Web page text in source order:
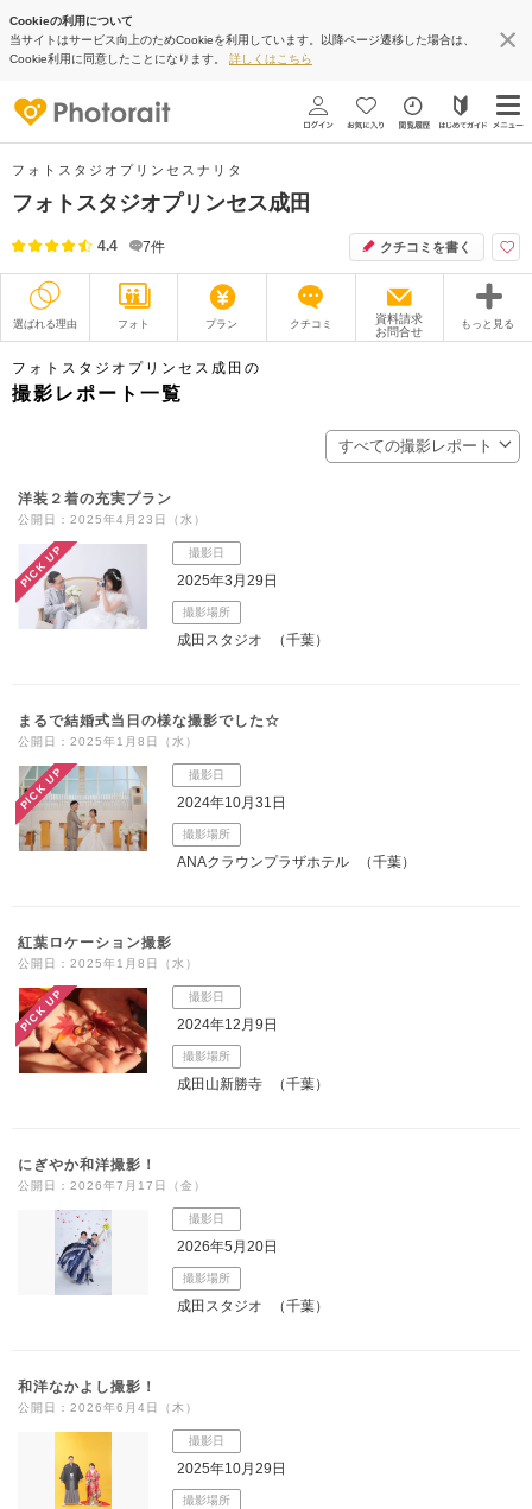
Cookieの利用について
当サイトはサービス向上のためCookieを利用しています。以降ページ遷移した場合は、
Cookie利用に同意したことになります。 詳しくはこちら
フォトスタジオプリンセスナリタ
フォトスタジオプリンセス成田
4.4 7件 クチコミを書く
選ばれる理由 フォト プラン クチコミ
資料請求
お問合せ
もっと見る
撮影レポート
ブログ
アクセス/TEL
こだわりポイント
衣装追加無料
マタニティフォト 家族・友人と撮影
豊富なドレス
ソロウエディング
子供用の衣装
エンゲージフォト
フォトスタジオプリンセス成田の
撮影レポート一覧
すべての撮影レポート
洋装２着の充実プラン
公開日：2025年4月23日（水）
PICK UP 撮影日
2025年3月29日
撮影場所
成田スタジオ （千葉）
まるで結婚式当日の様な撮影でした☆
公開日：2025年1月8日（水）
PICK UP 撮影日
2024年10月31日
撮影場所
ANAクラウンプラザホテル （千葉）
紅葉ロケーション撮影
公開日：2025年1月8日（水）
PICK UP 撮影日
2024年12月9日
撮影場所
成田山新勝寺 （千葉）
にぎやか和洋撮影！
公開日：2026年7月17日（金）
撮影日
2026年5月20日
撮影場所
成田スタジオ （千葉）
和洋なかよし撮影！
公開日：2026年6月4日（木）
撮影日
2025年10月29日
撮影場所